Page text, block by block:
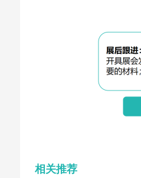
相关推荐